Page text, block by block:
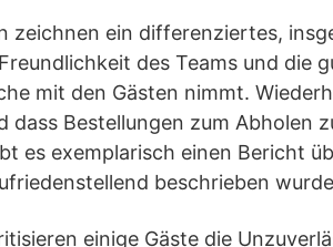
zeichnen ein differenziertes,
des Teams und die
mit den Gästen nimmt.
dass Bestellungen zum Abholen
es exemplarisch einen Bericht
beschrieben
einige Gäste die